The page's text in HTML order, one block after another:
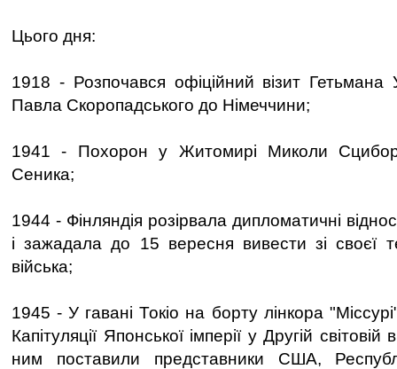
Цього дня:
1918 - Розпочався офіційний візит Гетьмана
Павла Скоропадського до Німеччини;
1941 - Похорон у Житомирі Миколи
Сеника;
1944 - Фінляндія розірвала дипломатичні
і зажадала до 15 вересня вивести зі своєї
війська;
1945 - У гавані Токіо на борту лінкора
Капітуляції Японської імперії у Другій світовій
ним поставили представники США,